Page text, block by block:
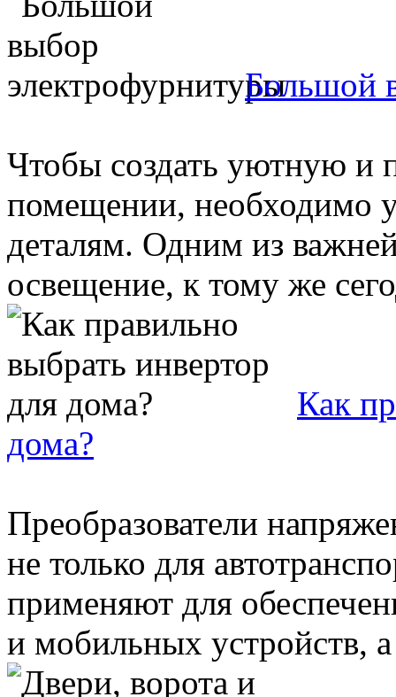
Большой
Чтобы создать уютную и
помещении, необходимо
деталям. Одним из
освещение, к тому же
Как
дома?
Преобразователи
не только для
применяют для
и мобильных устройств,